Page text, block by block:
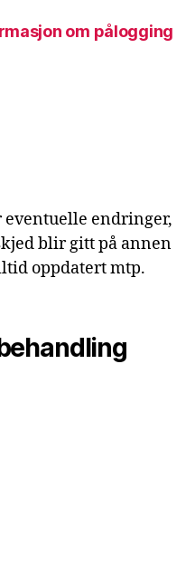
om pålogging
eventuelle endringer,
blir gitt på annen
oppdatert mtp.